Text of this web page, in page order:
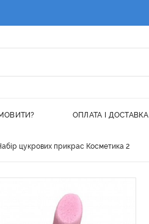
ОПЛАТА І ДОСТАВКА
цукрових прикрас Косметика 2